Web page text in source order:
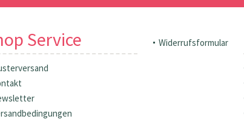
Service Widerrufsformular